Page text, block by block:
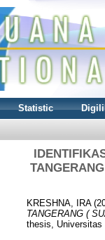
Statistic
KRESHNA, IRA
TANGERANG (
thesis, Universitas